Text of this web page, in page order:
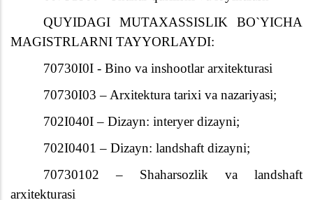
QUYIDAGI MUTAXASSISLIK BO`YICHA
MAGISTRLARNI TAYYORLAYDI:
70730I0I - Bino va inshootlar arxitekturasi
70730I03 – Arxitektura tarixi va nazariyasi;
702I040I – Dizayn: interyer dizayni;
702I0401 – Dizayn: landshaft dizayni;
70730102 – Shaharsozlik va landshaft
arxitekturasi